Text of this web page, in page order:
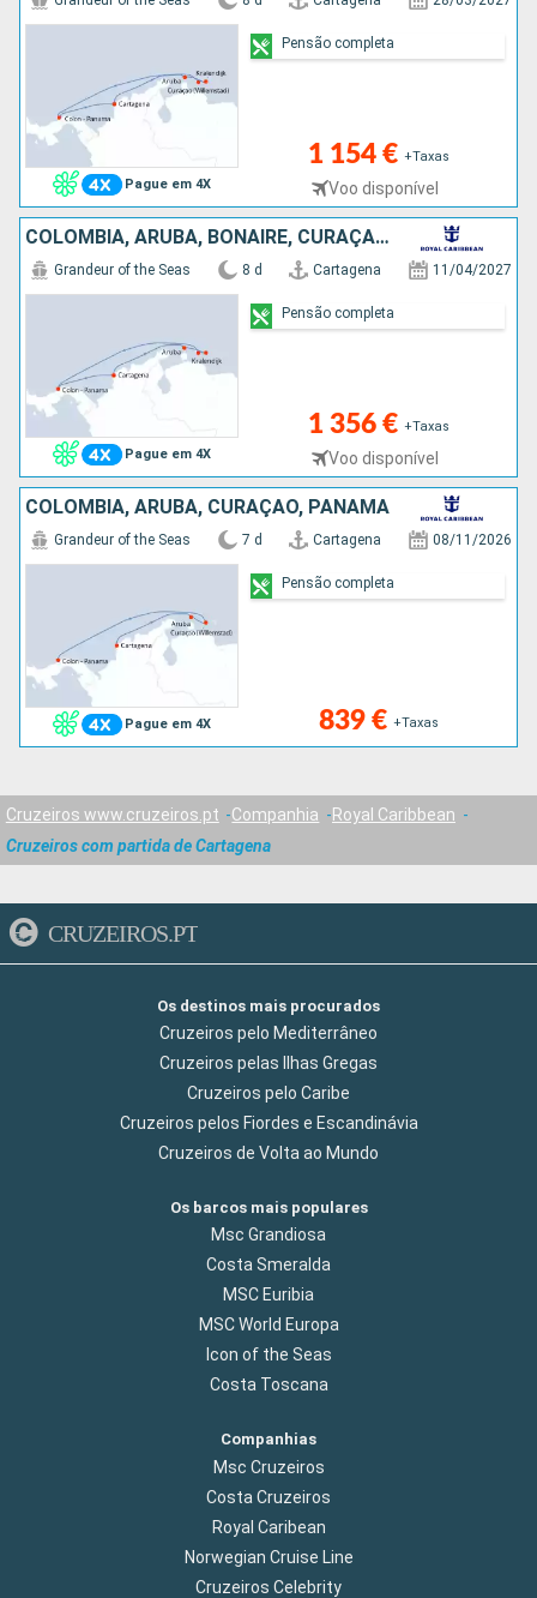
Pague em 4X
1 154 € +Taxas
Voo disponível
Pensão completa
COLÔMBIA, ARUBA, BONAIRE, CURAÇAO, PANAMA
Pague em 4X
Grandeur of the Seas 8 d Cartagena 11/04/2027
1 356 € +Taxas
Voo disponível
Pensão completa
COLÔMBIA, ARUBA, CURAÇAO, PANAMA
Pague em 4X
Grandeur of the Seas 7 d Cartagena 08/11/2026
839 € +Taxas
Pensão completa
Cruzeiros www.cruzeiros.pt Companhia
Royal Caribbean
Cruzeiros com partida de Cartagena
CRUZEIROS.PT
Os destinos mais procurados
Cruzeiros pelo Mediterrâneo
Cruzeiros pelas Ilhas Gregas
Cruzeiros pelo Caribe
Cruzeiros pelos Fiordes e Escandinávia
Cruzeiros de Volta ao Mundo
Os barcos mais populares
Msc Grandiosa
Costa Smeralda
MSC Euribia
MSC World Europa
Icon of the Seas
Costa Toscana
Companhias
Msc Cruzeiros
Costa Cruzeiros
Royal Caribean
Norwegian Cruise Line
Cruzeiros Celebrity